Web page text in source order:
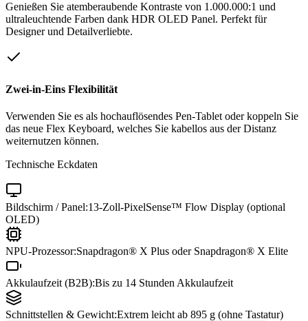
Genießen Sie atemberaubende Kontraste von 1.000.000:1 und
ultraleuchtende Farben dank HDR OLED Panel. Perfekt für
Designer und Detailverliebte.
Zwei-in-Eins Flexibilität
Verwenden Sie es als hochauflösendes Pen-Tablet oder koppeln Sie
das neue Flex Keyboard, welches Sie kabellos aus der Distanz
weiternutzen können.
Technische Eckdaten
Bildschirm / Panel:13-Zoll-PixelSense™ Flow Display (optional
OLED)
NPU-Prozessor:Snapdragon® X Plus oder Snapdragon® X Elite
Akkulaufzeit (B2B):Bis zu 14 Stunden Akkulaufzeit
Schnittstellen & Gewicht:Extrem leicht ab 895 g (ohne Tastatur)